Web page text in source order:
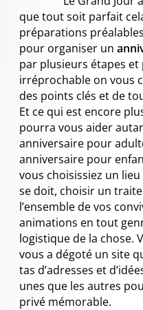
que tout soit parfait
préparations
pour organiser un
par plusieurs étapes
irréprochable on vous
des points clés et de
Et ce qui est encore
pourra vous aider
anniversaire pour
anniversaire pour
vous choisissiez un
se doit, choisir un
l’ensemble de vos
animations en tout
logistique de la chose.
vous a dégoté un site
tas d’adresses et
unes que les autres
privé mémorable.